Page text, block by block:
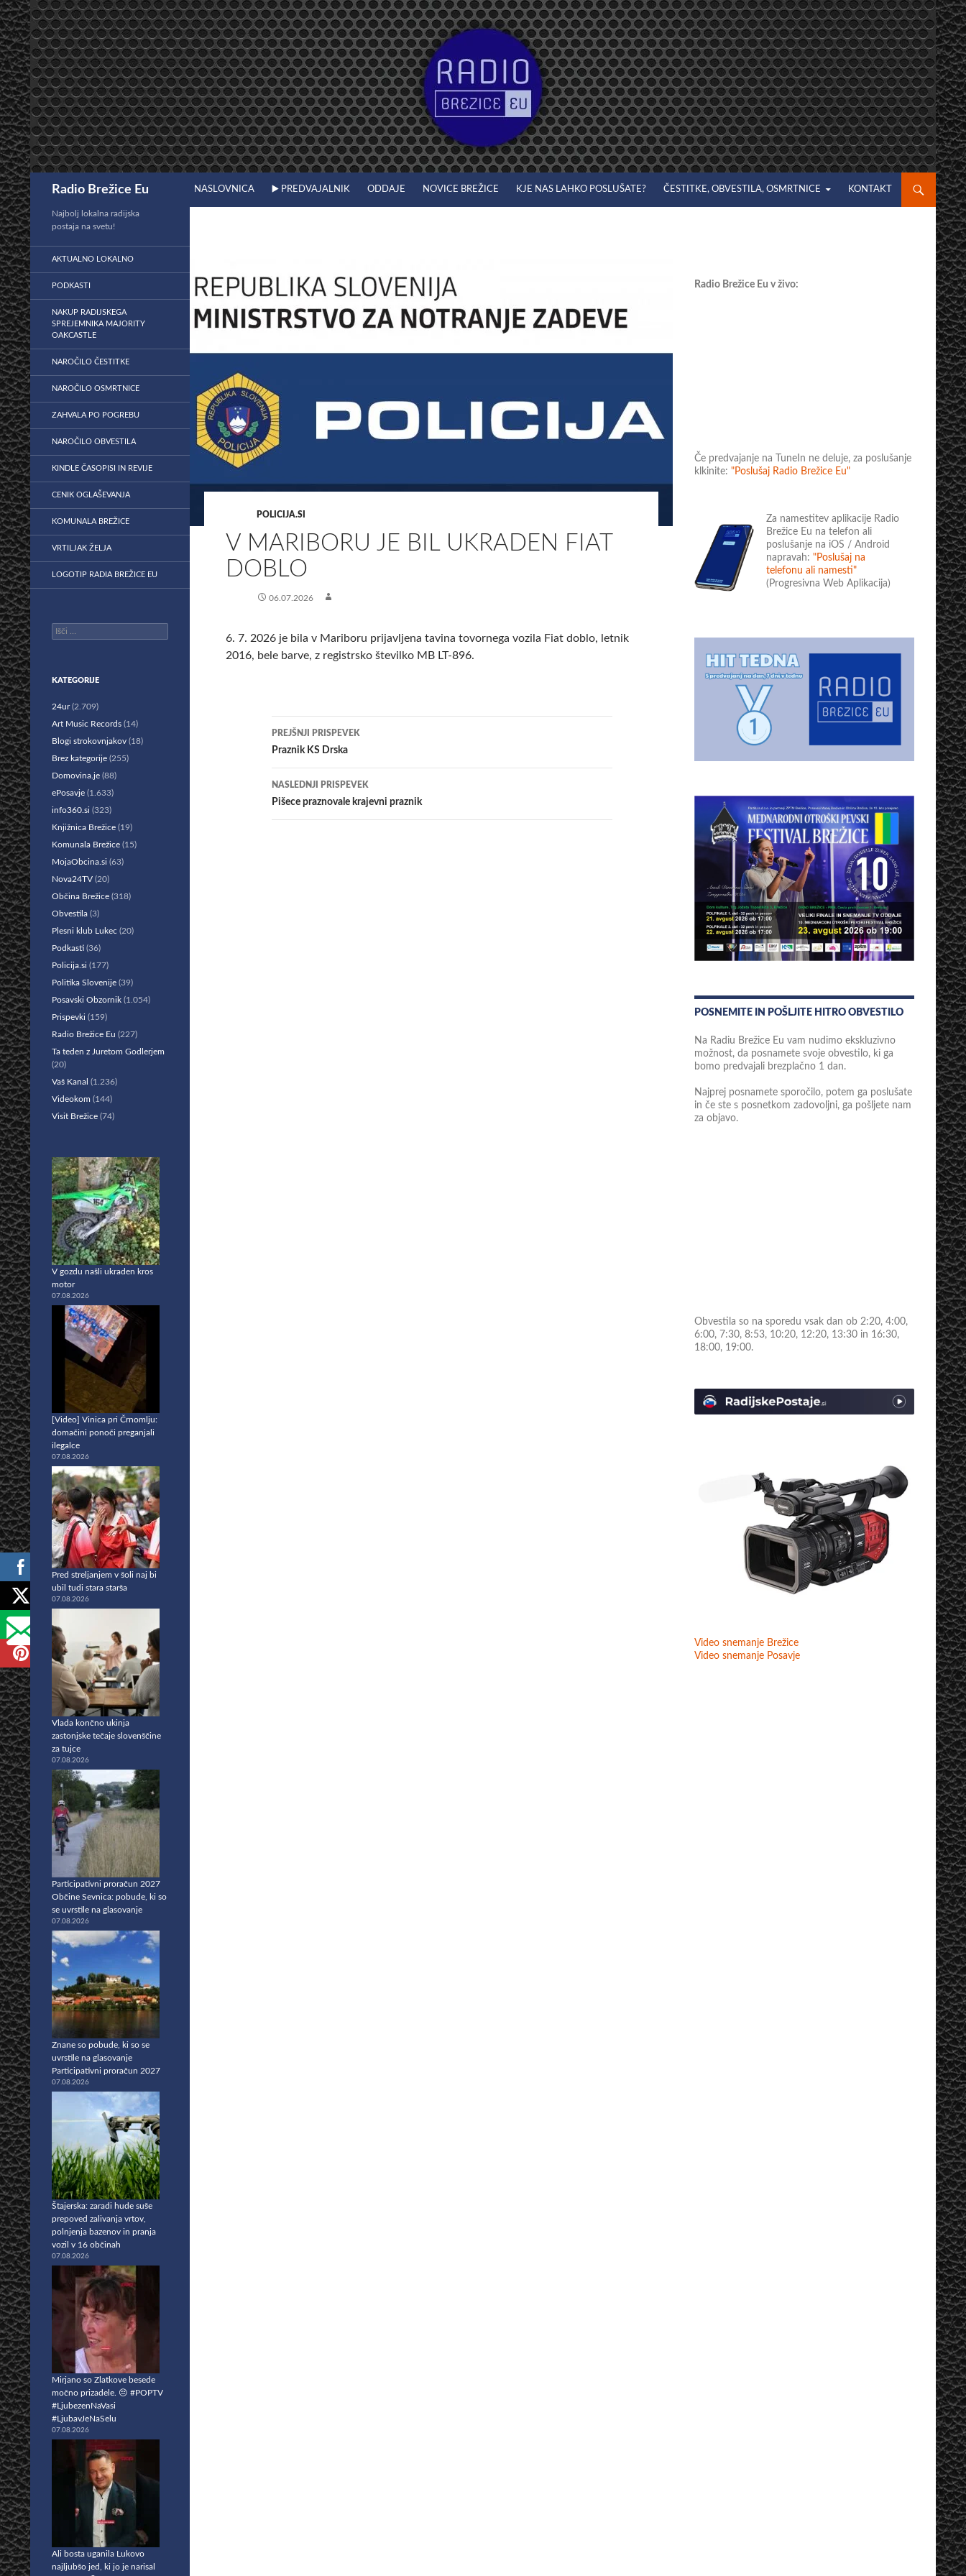
Preskoči
na
vsebino
Radio Brežice Eu NASLOVNICA ▶️ PREDVAJALNIK ODDAJE NOVICE BREŽICE KJE NAS LAHKO POSLUŠATE? ČESTITKE, OBVESTILA, OSMRTNICE KONTAKT
POLICIJA.SI
V MARIBORU JE BIL UKRADEN FIAT
DOBLO
06.07.2026
6. 7. 2026 je bila v Mariboru prijavljena tavina tovornega vozila Fiat doblo, letnik
2016, bele barve, z registrsko številko MB LT-896.
Krmarjenje
po
prispevkih
PREJŠNJI PRISPEVEK
Praznik KS Drska
NASLEDNJI PRISPEVEK
Pišece praznovale krajevni praznik
Radio Brežice Eu v živo:
Če predvajanje na TuneIn ne deluje, za poslušanje
klkinite: "Poslušaj Radio Brežice Eu"
Za namestitev aplikacije Radio
Brežice Eu na telefon ali
poslušanje na iOS / Android
napravah: "Poslušaj na
telefonu ali namesti"
(Progresivna Web Aplikacija)
POSNEMITE IN POŠLJITE HITRO OBVESTILO
Na Radiu Brežice Eu vam nudimo ekskluzivno
možnost, da posnamete svoje obvestilo, ki ga
bomo predvajali brezplačno 1 dan.
Najprej posnamete sporočilo, potem ga poslušate
in če ste s posnetkom zadovoljni, ga pošljete nam
za objavo.
Obvestila so na sporedu vsak dan ob 2:20, 4:00,
6:00, 7:30, 8:53, 10:20, 12:20, 13:30 in 16:30,
18:00, 19:00.
Video snemanje Brežice
Video snemanje Posavje
Najbolj lokalna radijska
postaja na svetu!
AKTUALNO LOKALNO
PODKASTI
NAKUP RADIJSKEGA
SPREJEMNIKA MAJORITY
OAKCASTLE
NAROČILO ČESTITKE
NAROČILO OSMRTNICE
ZAHVALA PO POGREBU
NAROČILO OBVESTILA
KINDLE ČASOPISI IN REVIJE
CENIK OGLAŠEVANJA
KOMUNALA BREŽICE
VRTILJAK ŽELJA
LOGOTIP RADIA BREŽICE EU
Išči:
KATEGORIJE
24ur(2.709)
Art Music Records (14)
Blogi strokovnjakov (18)
Brez kategorije (255)
Domovina.je (88)
ePosavje (1.633)
info360.si (323)
Knjižnica Brežice (19)
Komunala Brežice (15)
MojaObcina.si (63)
Nova24TV (20)
Občina Brežice (318)
Obvestila (3)
Plesni klub Lukec (20)
Podkasti (36)
Policija.si (177)
Politika Slovenije (39)
Posavski Obzornik (1.054)
Prispevki (159)
Radio Brežice Eu (227)
Ta teden z Juretom Godlerjem
(20)
Vaš Kanal (1.236)
Videokom (144)
Visit Brežice (74)
V gozdu našli ukraden kros
motor
07.08.2026
[Video] Vinica pri Črnomlju:
domačini ponoči preganjali
ilegalce
07.08.2026
Pred streljanjem v šoli naj bi
ubil tudi stara starša
07.08.2026
Vlada končno ukinja
zastonjske tečaje slovenščine
za tujce
07.08.2026
Participativni proračun 2027
Občine Sevnica: pobude, ki so
se uvrstile na glasovanje
07.08.2026
Znane so pobude, ki so se
uvrstile na glasovanje
Participativni proračun 2027
07.08.2026
Štajerska: zaradi hude suše
prepoved zalivanja vrtov,
polnjenja bazenov in pranja
vozil v 16 občinah
07.08.2026
Mirjano so Zlatkove besede
močno prizadele. 😔 #POPTV
#LjubezenNaVasi
#LjubavJeNaSelu
07.08.2026
Ali bosta uganila Lukovo
najljubšo jed, ki jo je narisal